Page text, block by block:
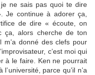
ne sais pas quoi te dire
Je continue à adorer ça,
de dire « écoute, on
ça, alors cherche de ton
m’a donné des clefs pour
c’est moi qui
à le faire. Ken ne pourrait
parce qu’il n’a